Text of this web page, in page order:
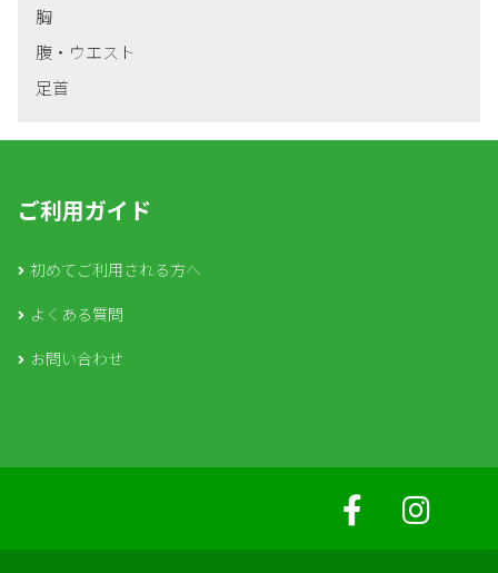
胸
腹・ウエスト
足首
ご利用ガイド
初めてご利用される方へ
よくある質問
お問い合わせ